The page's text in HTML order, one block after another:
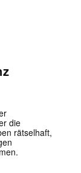
die
rätselhaft,